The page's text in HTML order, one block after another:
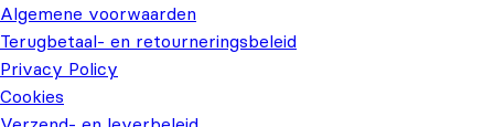
Algemene voorwaarden
Terugbetaal- en retourneringsbeleid
Privacy Policy
Cookies